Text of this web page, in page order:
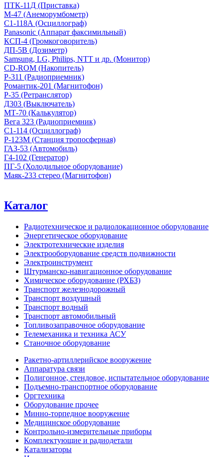
ПТК-11Д (Приставка)
М-47 (Анеморумбометр)
С1-118А (Осциллограф)
Panasonic (Аппарат факсимильный)
КСП-4 (Громкоговоритель)
ДП-5В (Дозиметр)
Samsung, LG, Philips, NTT и др. (Монитор)
CD-ROM (Накопитель)
Р-311 (Радиоприемник)
Романтик-201 (Магнитофон)
Р-35 (Ретранслятор)
Д303 (Выключатель)
МТ-70 (Калькулятор)
Вега 323 (Радиоприемник)
С1-114 (Осциллограф)
Р-123М (Станция тропосферная)
ГАЗ-53 (Автомобиль)
Г4-102 (Генератор)
ПГ-5 (Холодильное оборудование)
Маяк-233 стерео (Магнитофон)
Каталог
Радиотехническое и радиолокационное оборудование
Энергетическое оборудование
Электротехнические изделия
Электрооборудование средств подвижности
Электроинструмент
Штурманско-навигационное оборудование
Химическое оборудование (РХБЗ)
Транспорт железнодорожный
Транспорт воздушный
Транспорт водный
Транспорт автомобильный
Топливозаправочное оборудование
Телемеханика и техника АСУ
Станочное оборудование
Ракетно-артиллерийское вооружение
Аппаратура связи
Полигонное, стендовое, испытательное оборудование
Подъемно-транспортное оборудование
Оргтехника
Оборудование прочее
Минно-торпедное вооружение
Медицинское оборудование
Контрольно-измерительные приборы
Комплектующие и радиодетали
Катализаторы